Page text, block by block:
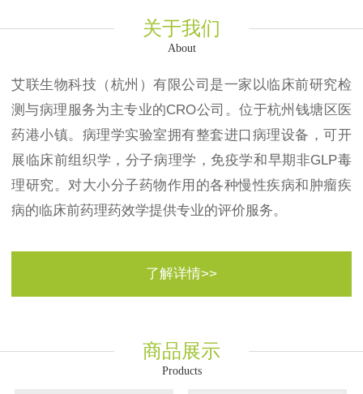
关于我们
About
艾联生物科技（杭州）有限公司是一家以临床前研究检
测与病理服务为主专业的CRO公司。位于杭州钱塘区医
药港小镇。病理学实验室拥有整套进口病理设备，可开
展临床前组织学，分子病理学，免疫学和早期非GLP毒
理研究。对大小分子药物作用的各种慢性疾病和肿瘤疾
病的临床前药理药效学提供专业的评价服务。
了解详情>>
商品展示
Products